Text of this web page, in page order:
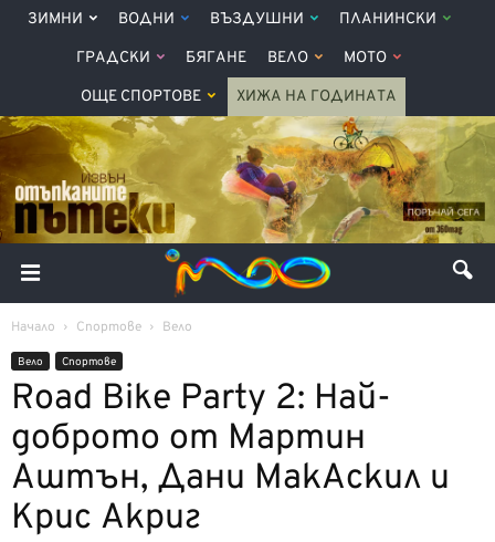
ЗИМНИ ВОДНИ ВЪЗДУШНИ ПЛАНИНСКИ
ГРАДСКИ БЯГАНЕ ВЕЛО МОТО
ОЩЕ СПОРТОВЕ ХИЖА НА ГОДИНАТА
Начало Спортове Вело
Вело Спортове
Road Bike Party 2: Най-
доброто от Мартин
Аштън, Дани МакАскил и
Крис Акриг